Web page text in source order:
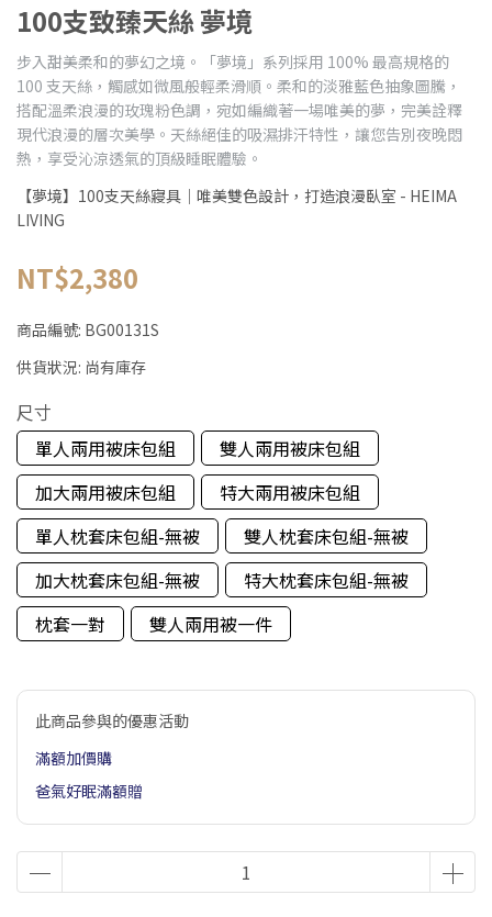
100支致臻天絲 夢境
步入甜美柔和的夢幻之境。「夢境」系列採用 100% 最高規格的
100 支天絲，觸感如微風般輕柔滑順。柔和的淡雅藍色抽象圖騰，
搭配溫柔浪漫的玫瑰粉色調，宛如編織著一場唯美的夢，完美詮釋
現代浪漫的層次美學。天絲絕佳的吸濕排汗特性，讓您告別夜晚悶
熱，享受沁涼透氣的頂級睡眠體驗。
【夢境】100支天絲寢具｜唯美雙色設計，打造浪漫臥室 - HEIMA
LIVING
NT$2,380
商品編號: BG00131S
供貨狀況: 尚有庫存
尺寸
單人兩用被床包組
雙人兩用被床包組
加大兩用被床包組
特大兩用被床包組
單人枕套床包組-無被
雙人枕套床包組-無被
加大枕套床包組-無被
特大枕套床包組-無被
枕套一對
雙人兩用被一件
此商品參與的優惠活動
滿額加價購
爸氣好眠滿額贈